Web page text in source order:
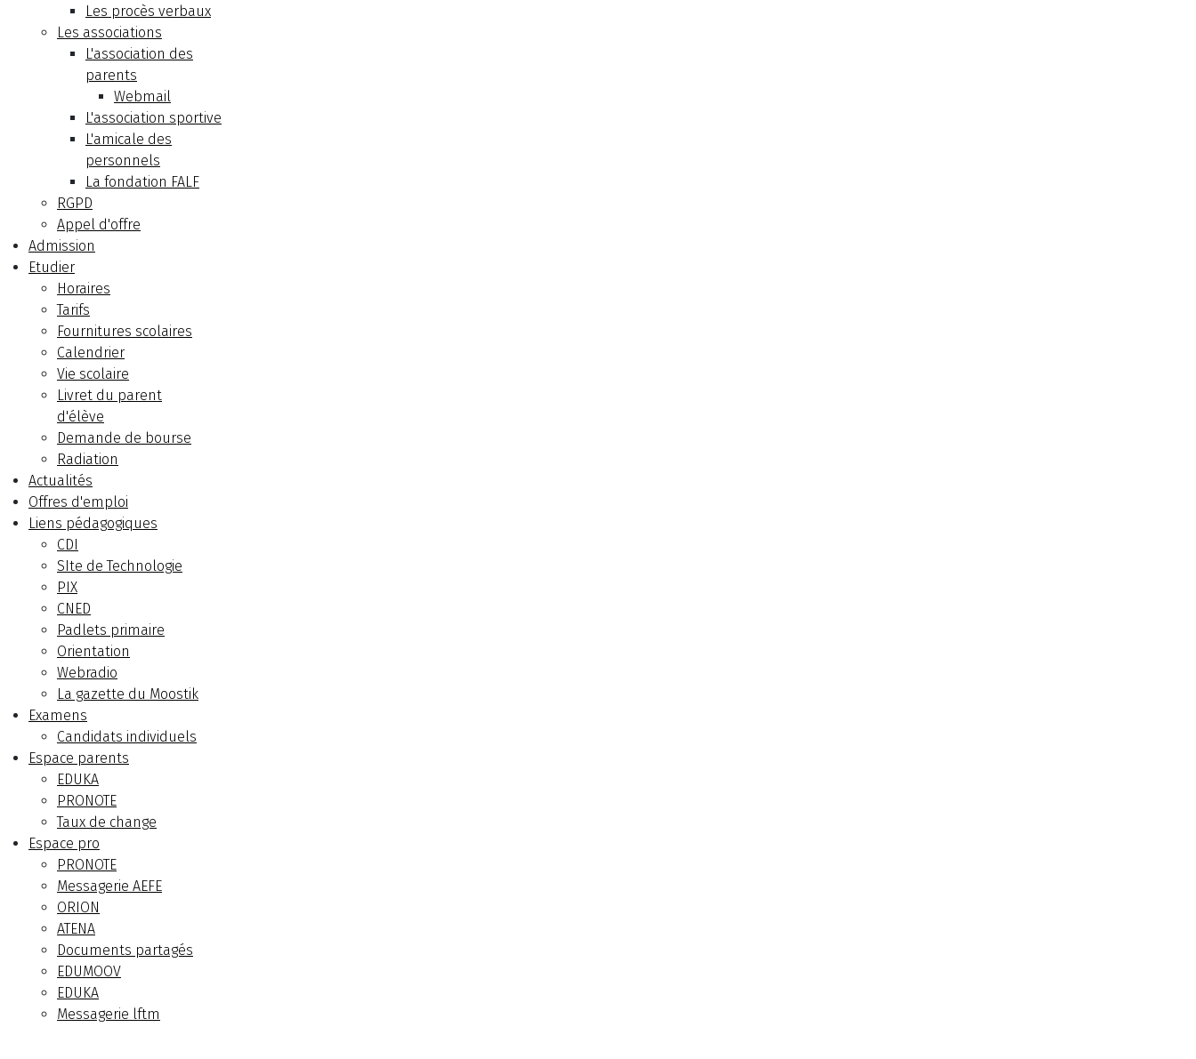
Les procès verbaux
Les associations
L'association des
parents
Webmail
L'association sportive
L'amicale des
personnels
La fondation FALF
RGPD
Appel d'offre
Admission
Etudier
Horaires
Tarifs
Fournitures scolaires
Calendrier
Vie scolaire
Livret du parent
d'élève
Demande de bourse
Radiation
Actualités
Offres d'emploi
Liens pédagogiques
CDI
SIte de Technologie
PIX
CNED
Padlets primaire
Orientation
Webradio
La gazette du Moostik
Examens
Candidats individuels
Espace parents
EDUKA
PRONOTE
Taux de change
Espace pro
PRONOTE
Messagerie AEFE
ORION
ATENA
Documents partagés
EDUMOOV
EDUKA
Messagerie lftm